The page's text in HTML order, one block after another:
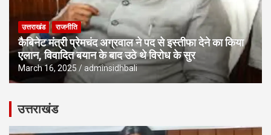
उत्तराखंड राजनीति
कैबिनेट मंत्री प्रेमचंद अग्रवाल ने पद से इस्तीफा देने का किया
एलान, विवादित बयान के बाद उठे थे विरोध के सुर
March 16, 2025 adminsidhbali
उत्तराखंड